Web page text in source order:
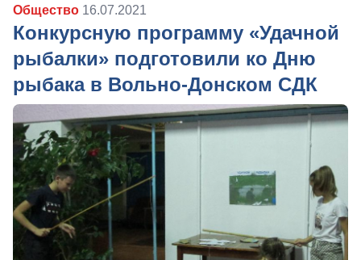
Общество 16.07.2021
Конкурсную программу «Удачной
рыбалки» подготовили ко Дню
рыбака в Вольно-Донском СДК